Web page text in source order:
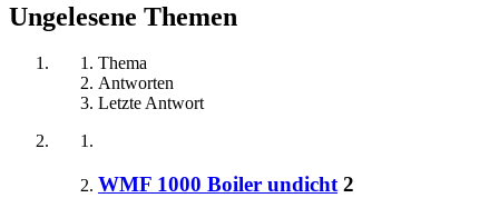
Ungelesene Themen
Thema
Antworten
Letzte Antwort
WMF 1000 Boiler undicht 2